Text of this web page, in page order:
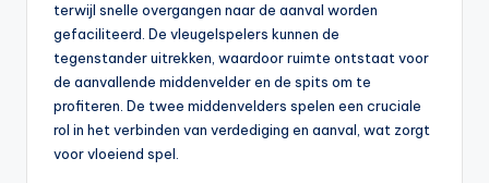
terwijl snelle overgangen naar de aanval worden
gefaciliteerd. De vleugelspelers kunnen de
tegenstander uitrekken, waardoor ruimte ontstaat voor
de aanvallende middenvelder en de spits om te
profiteren. De twee middenvelders spelen een cruciale
rol in het verbinden van verdediging en aanval, wat zorgt
voor vloeiend spel.